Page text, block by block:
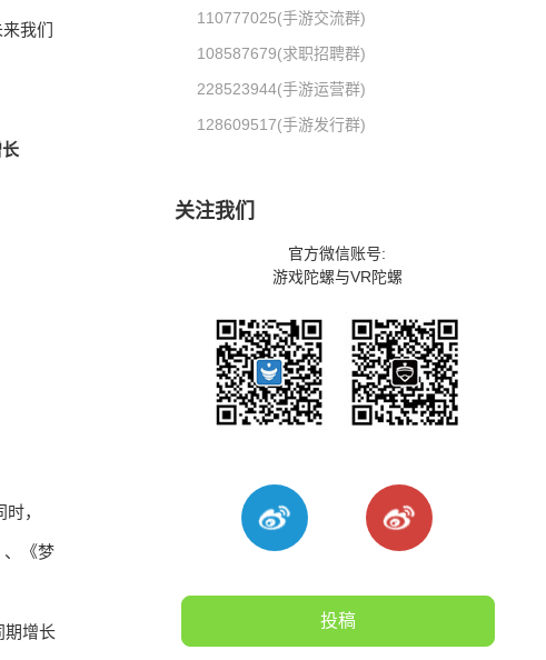
我们
，
、《梦
期增长
110777025(手游交流群)
108587679(求职招聘群)
228523944(手游运营群)
128609517(手游发行群)
关注我们
官方微信账号:
游戏陀螺与VR陀螺
投稿